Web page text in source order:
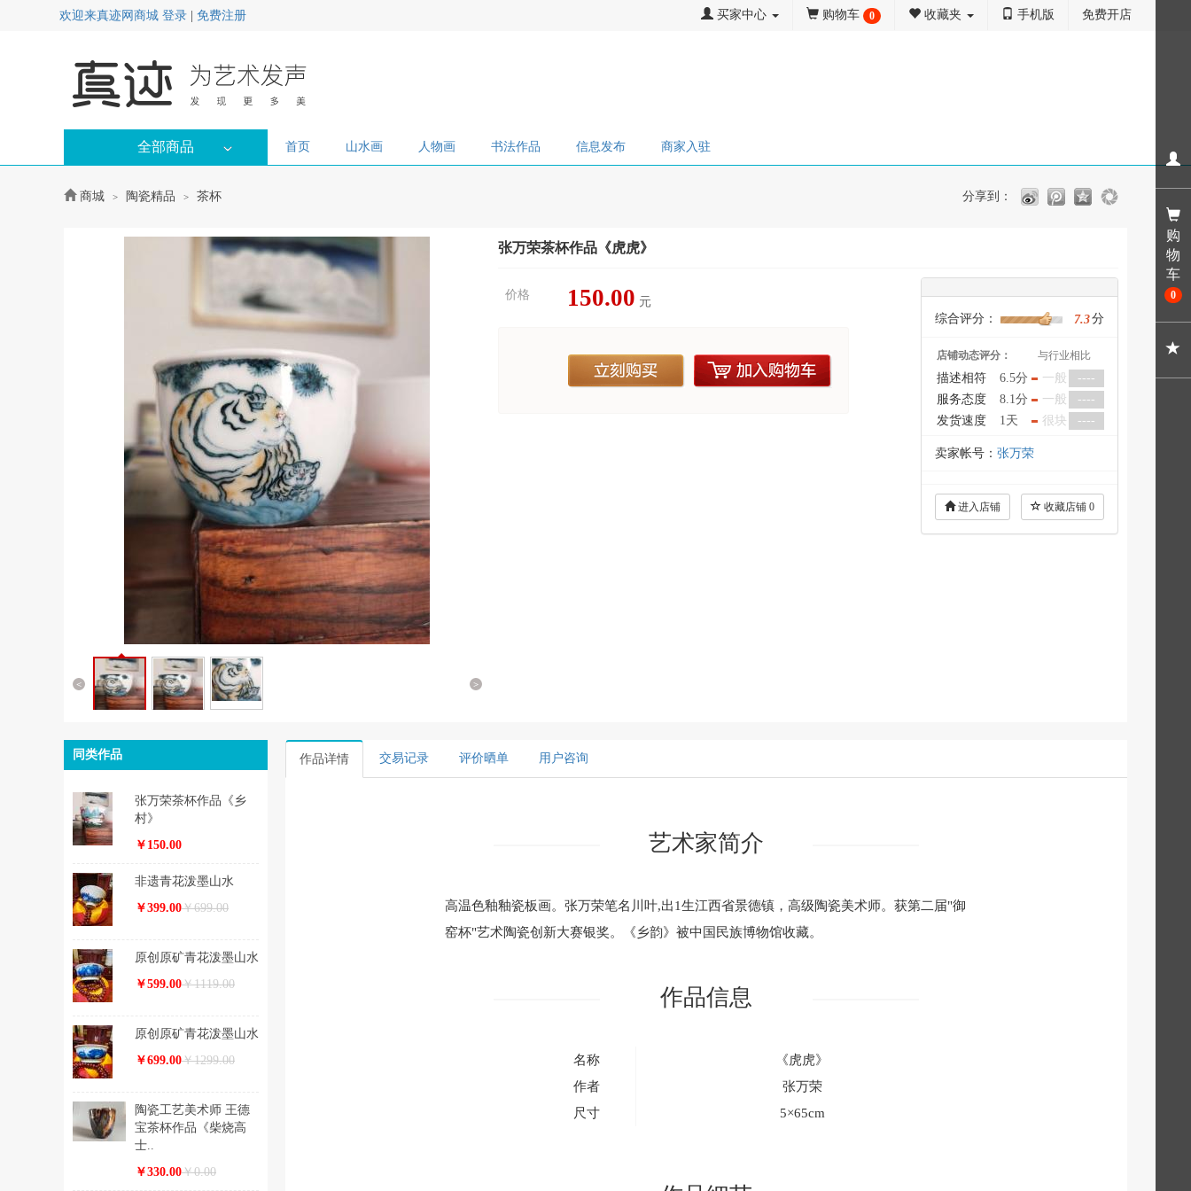
欢迎来真迹网商城 登录 免费注册 买家中心 购物车 0 收藏夹 手机版 免费开店
全部商品 首页 山水画 人物画 书法作品 信息发布 商家入驻
分享到：
商城 > 陶瓷精品 > 茶杯
< >
张万荣茶杯作品《虎虎》
价格 150.00 元
立刻购买 加入购物车
综合评分： 7.3分
店铺动态评分： 与行业相比
描述相符 6.5分 一般
----
服务态度
8.1分 一般
----
发货速度
1天 很块 ----
卖家帐号： 张万荣
进入店铺 收藏店铺 0
同类作品
张万荣茶杯作品《乡
村》
￥150.00
非遗青花泼墨山水
￥399.00￥699.00
原创原矿青花泼墨山水
￥599.00￥1119.00
原创原矿青花泼墨山水
￥699.00￥1299.00
陶瓷工艺美术师 王德
宝茶杯作品《柴烧高
士..
￥330.00￥0.00
作品详情 交易记录 评价晒单 用户咨询
艺术家简介
高温色釉釉瓷板画。张万荣笔名川叶,出1生江西省景德镇，高级陶瓷美术师。获第二届"御
窑杯"艺术陶瓷创新大赛银奖。《乡韵》被中国民族博物馆收藏。
作品信息
名称
《虎虎》
作者
张万荣
尺寸
5×65cm
购
物
车
0